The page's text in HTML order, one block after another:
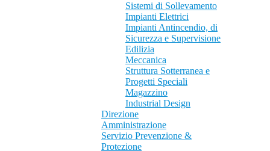
Sistemi di Sollevamento
Impianti Elettrici
Impianti Antincendio, di
Sicurezza e Supervisione
Edilizia
Meccanica
Struttura Sotterranea e
Progetti Speciali
Magazzino
Industrial Design
Direzione
Amministrazione
Servizio Prevenzione &
Protezione